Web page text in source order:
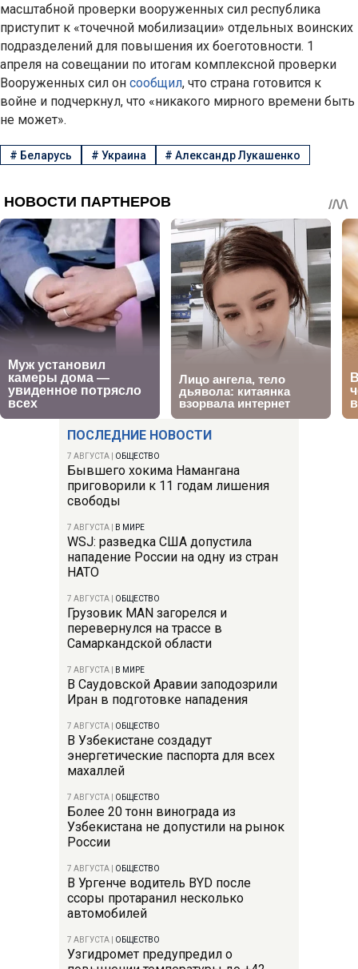
ПОСЛЕДНИЕ НОВОСТИ
7 АВГУСТА ОБЩЕСТВО
Бывшего хокима Намангана
приговорили к 11 годам лишения
свободы
7 АВГУСТА В МИРЕ
WSJ: разведка США допустила
нападение России на одну из стран
НАТО
7 АВГУСТА ОБЩЕСТВО
Грузовик MAN загорелся и
перевернулся на трассе в
Самаркандской области
7 АВГУСТА В МИРЕ
В Саудовской Аравии заподозрили
Иран в подготовке нападения
7 АВГУСТА ОБЩЕСТВО
В Узбекистане создадут
энергетические паспорта для всех
махаллей
7 АВГУСТА ОБЩЕСТВО
Более 20 тонн винограда из
Узбекистана не допустили на рынок
России
7 АВГУСТА ОБЩЕСТВО
В Ургенче водитель BYD после
ссоры протаранил несколько
автомобилей
7 АВГУСТА ОБЩЕСТВО
Узгидромет предупредил о
масштабной проверки вооруженных сил республика
приступит к «точечной мобилизации» отдельных воинских
подразделений для повышения их боеготовности. 1
апреля на совещании по итогам комплексной проверки
Вооруженных сил он сообщил, что страна готовится к
войне и подчеркнул, что «никакого мирного времени быть
не может».
# Беларусь # Украина #Александр Лукашенко